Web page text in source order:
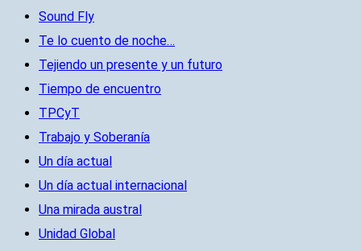
Sound Fly
Te lo cuento de noche…
Tejiendo un presente y un futuro
Tiempo de encuentro
TPCyT
Trabajo y Soberanía
Un día actual
Un día actual internacional
Una mirada austral
Unidad Global